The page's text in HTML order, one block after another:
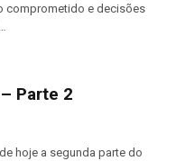
comprometido e decisões
Parte 2
hoje a segunda parte do